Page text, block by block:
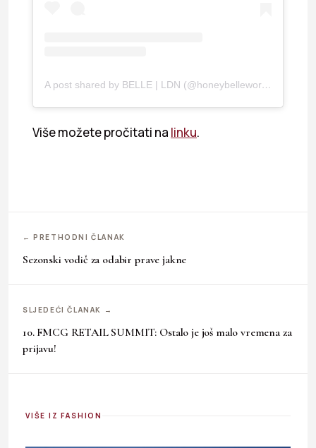
A post shared by BELLE | LDN (@honeybelleworld)
Više možete pročitati na linku.
← PRETHODNI ČLANAK
Sezonski vodič za odabir prave jakne
SLJEDEĆI ČLANAK →
10. FMCG RETAIL SUMMIT: Ostalo je još malo vremena za
prijavu!
VIŠE IZ FASHION